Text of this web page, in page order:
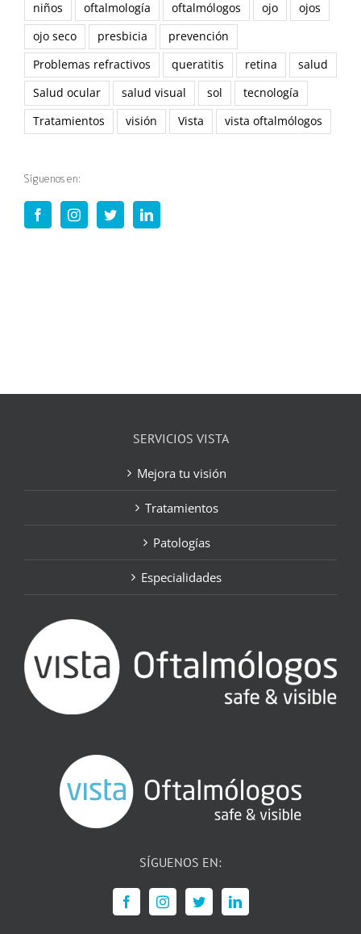
niños
oftalmología oftalmólogos ojo
ojos
ojo seco
presbicia
prevención
Problemas refractivos
queratitis retina
salud
Salud ocular
salud visual sol
tecnología
Tratamientos
visión Vista vista oftalmólogos
Síguenos en:
SERVICIOS VISTA
Mejora tu visión
Tratamientos
Patologías
Especialidades
SÍGUENOS EN: